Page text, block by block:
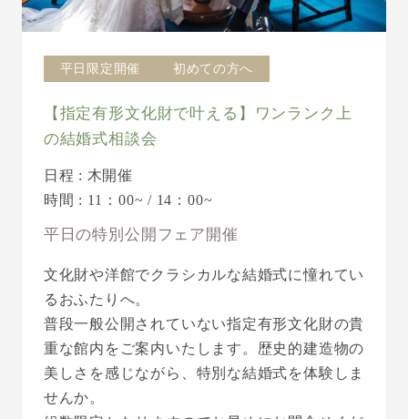
平日限定開催 初めての方へ
【指定有形文化財で叶える】ワンランク上
の結婚式相談会
日程 : 木開催
時間 : 11：00~ / 14：00~
平日の特別公開フェア開催
文化財や洋館でクラシカルな結婚式に憧れてい
るおふたりへ。
普段一般公開されていない指定有形文化財の貴
重な館内をご案内いたします。歴史的建造物の
美しさを感じながら、特別な結婚式を体験しま
せんか。